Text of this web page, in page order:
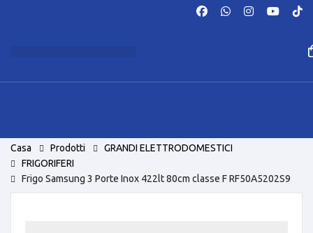
Casa Prodotti
GRANDI ELETTRODOMESTICI
FRIGORIFERI
Frigo Samsung 3 Porte Inox 422lt 80cm classe F RF50A5202S9